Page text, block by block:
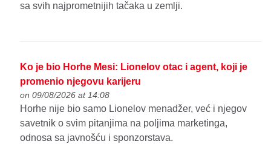
sa svih najprometnijih tačaka u zemlji.
Ko je bio Horhe Mesi: Lionelov otac i agent, koji je
promenio njegovu karijeru
on 09/08/2026 at 14:08
Horhe nije bio samo Lionelov menadžer, već i njegov
savetnik o svim pitanjima na poljima marketinga,
odnosa sa javnošću i sponzorstava.